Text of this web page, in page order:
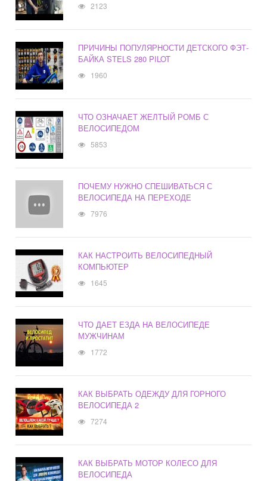
2123
ПРИЧИНЫ ПОПУЛЯРНОСТИ ДЕТСКОГО ФЭТ-
БАЙКА STELS 280 PILOT
1960
ЧТО ОЗНАЧАЕТ ЖЕЛТЫЙ РОМБ С
ВЕЛОСИПЕДОМ
5853
ПОЧЕМУ НУЖНО СПЕШИВАТЬСЯ С
ВЕЛОСИПЕДА НА ПЕРЕХОДЕ
7976
КАК НАСТРОИТЬ ВЕЛОСИПЕДНЫЙ
КОМПЬЮТЕР
1645
ЧТО ДАЕТ ЕЗДА НА ВЕЛОСИПЕДЕ
МУЖЧИНАМ
1772
КАК ВЫБРАТЬ ОДЕЖДУ ДЛЯ ГОРНОГО
ВЕЛОСИПЕДА 2
7274
КАК ВЫБРАТЬ МОТОР КОЛЕСО ДЛЯ
ВЕЛОСИПЕДА